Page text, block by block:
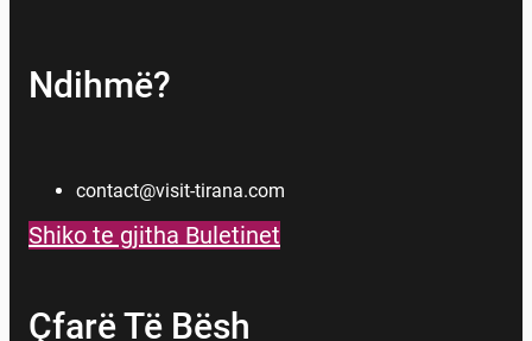
Ndihmë?
contact@visit-tirana.com
Shiko te gjitha Buletinet
Çfarë Të Bësh